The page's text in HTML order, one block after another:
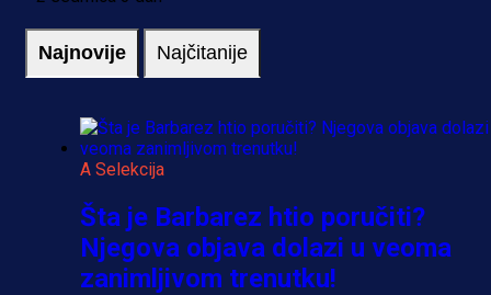
Najnovije Najčitanije
A Selekcija
Šta je Barbarez htio poručiti?
Njegova objava dolazi u veoma
zanimljivom trenutku!